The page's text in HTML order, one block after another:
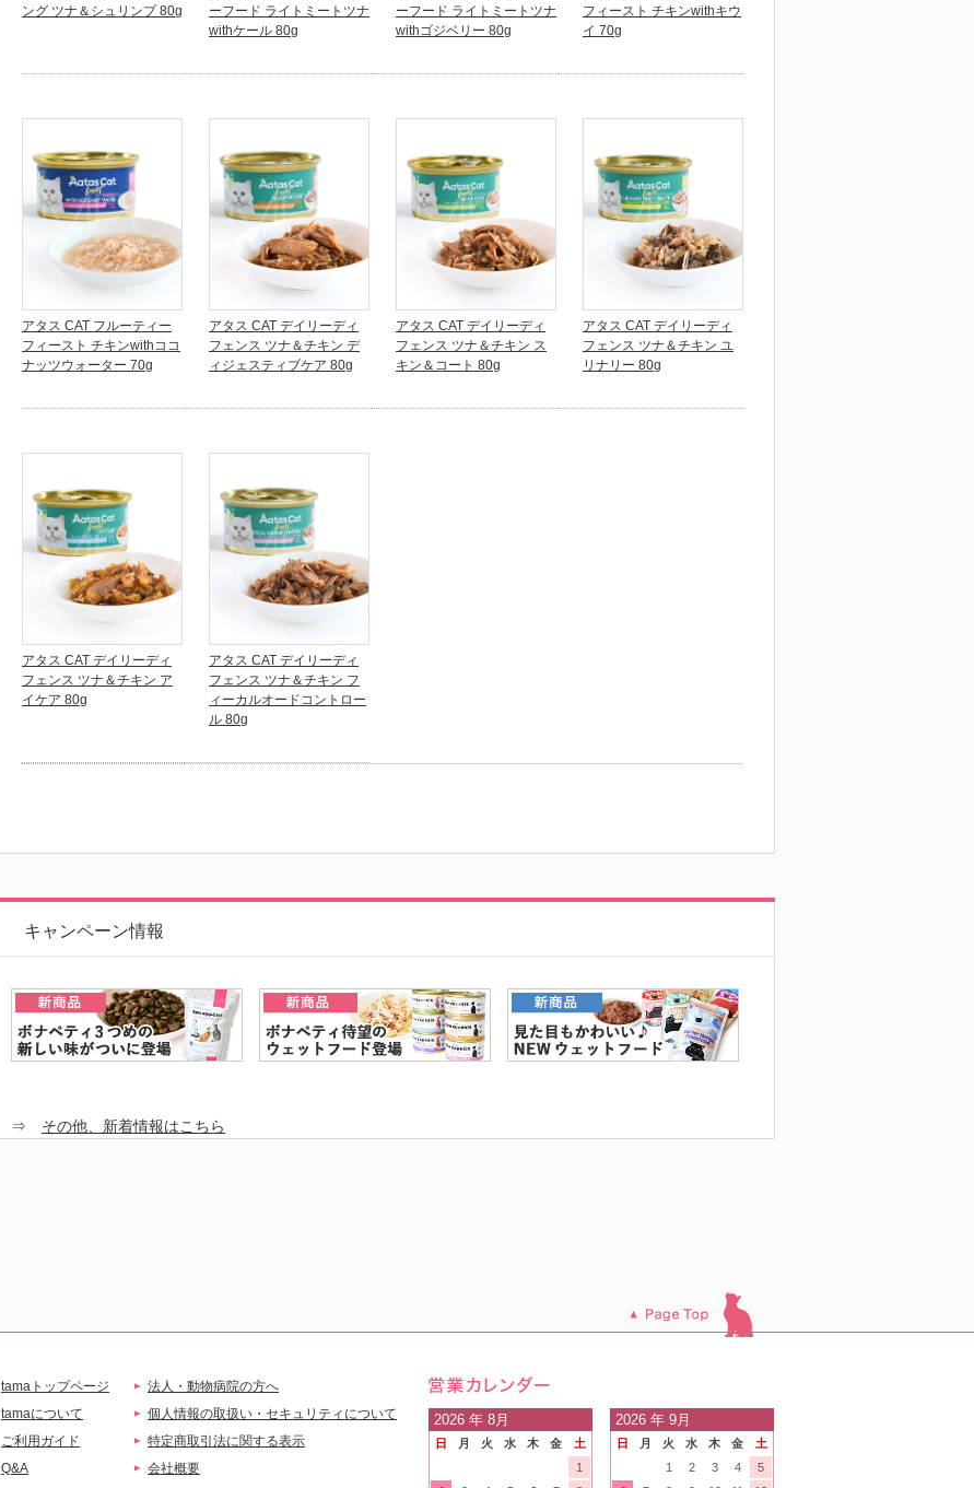
ング ツナ＆シュリンプ 80g
ーフード ライトミートツナ
withケール 80g
ーフード ライトミートツナ
withゴジベリー 80g
フィースト チキンwithキウ
イ 70g
アタス CAT フルーティー
フィースト チキンwithココ
ナッツウォーター 70g
アタス CAT デイリーディ
フェンス ツナ＆チキン デ
ィジェスティブケア 80g
アタス CAT デイリーディ
フェンス ツナ＆チキン ス
キン＆コート 80g
アタス CAT デイリーディ
フェンス ツナ＆チキン ユ
リナリー 80g
アタス CAT デイリーディ
フェンス ツナ＆チキン ア
イケア 80g
アタス CAT デイリーディ
フェンス ツナ＆チキン フ
ィーカルオードコントロー
ル 80g
キャンペーン情報
⇒ その他、新着情報はこちら
tamaトップページ
tamaについて
ご利用ガイド
Q&A
法人・動物病院の方へ
個人情報の取扱い・セキュリティについて
特定商取引法に関する表示
会社概要
営業日の
ご案内
2026 年 8月
日 月 火 水 木 金
土
1
2026 年 9月
日 月 火 水 木 金
土
1
2 3 4
5